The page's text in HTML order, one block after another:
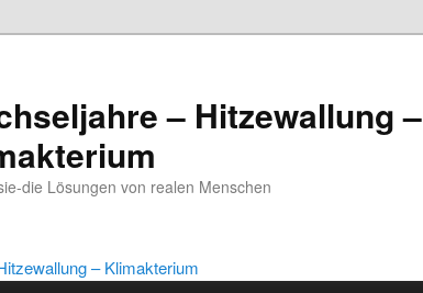
– Hitzewallung –
die Lösungen von realen Menschen